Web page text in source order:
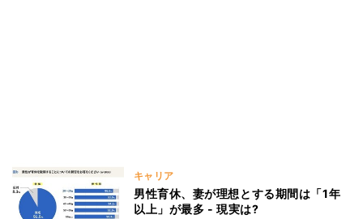
キャリア
男性育休、妻が理想とする期間は「1年
以上」が最多 - 現実は?